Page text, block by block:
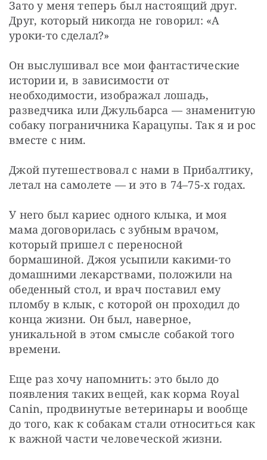
Зато у меня теперь был настоящий друг.
Друг, который никогда не говорил: «А
уроки-то сделал?»
Он выслушивал все мои фантастические
истории и, в зависимости от
необходимости, изображал лошадь,
разведчика или Джульбарса — знаменитую
собаку пограничника Карацупы. Так я и рос
вместе с ним.
Джой путешествовал с нами в Прибалтику,
летал на самолете — и это в 74–75-х годах.
У него был кариес одного клыка, и моя
мама договорилась с зубным врачом,
который пришел с переносной
бормашиной. Джоя усыпили какими-то
домашними лекарствами, положили на
обеденный стол, и врач поставил ему
пломбу в клык, с которой он проходил до
конца жизни. Он был, наверное,
уникальной в этом смысле собакой того
времени.
Еще раз хочу напомнить: это было до
появления таких вещей, как корма Royal
Canin, продвинутые ветеринары и вообще
до того, как к собакам стали относиться как
к важной части человеческой жизни.